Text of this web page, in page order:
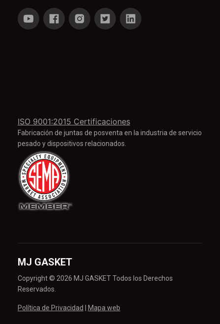
ISO 9001:2015 Certificaciones
Fabricación de juntas de posventa en la industria de servicio
pesado y dispositivos relacionados.
MJ GASKET
Copyright © 2026 MJ GASKET Todos los Derechos
Reservados.
Política de Privacidad Mapa web